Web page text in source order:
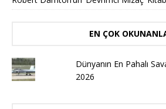
EN ÇOK
Dünyanın En Pahalı
2026